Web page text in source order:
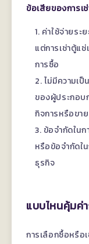
ข้อเสียของการเ
ค่าใช้จ่ายระ
แต่การเช่าตู้แ
การซื้อ
2. ไม่มีความเ
ของผู้ประกอบ
กิจการหรือขา
3. ข้อจำกัดในก
หรือข้อจำกัดใ
ธุรกิจ
แบบไหนคุ้มค่
การเลือกซื้อหรือ